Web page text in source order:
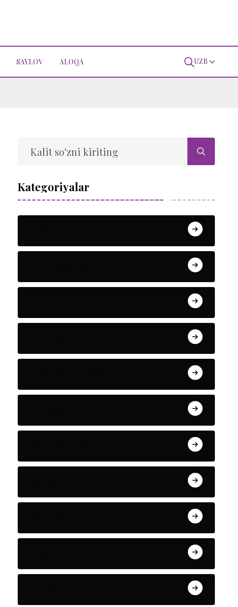
SAYLOV ALOQA UZB
Kategoriyalar